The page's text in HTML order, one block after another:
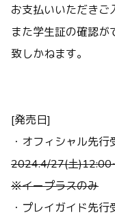
お支払いいただきご
また学生証の確認
致しかねます。
[発売日]
・オフィシャル先行
2024.4/27(土
※イープラスのみ
・プレイガイド先行